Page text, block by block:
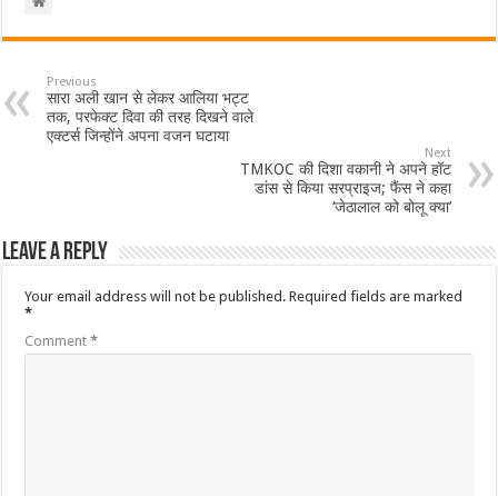
Previous
सारा अली खान से लेकर आलिया भट्ट
तक, परफेक्ट दिवा की तरह दिखने वाले
एक्टर्स जिन्होंने अपना वजन घटाया
Next
TMKOC की दिशा वकानी ने अपने हॉट
डांस से किया सरप्राइज; फैंस ने कहा
‘जेठालाल को बोलू क्या’
Leave a Reply
Your email address will not be published. Required fields are marked
*
Comment*